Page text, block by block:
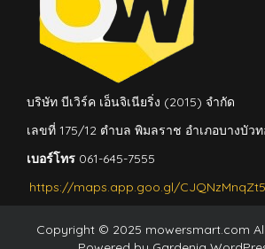
บริษัท บีเวิร์ค เอ็นจิเนียริ่ง (2015) จำกัด
เลขที่ 175/12 ตำบล พิมลราช อำเภอบางบัวท
เบอร์โทร 061-645-7555
https://maps.app.goo.gl/
Copyright © 2025 mowersmart.com